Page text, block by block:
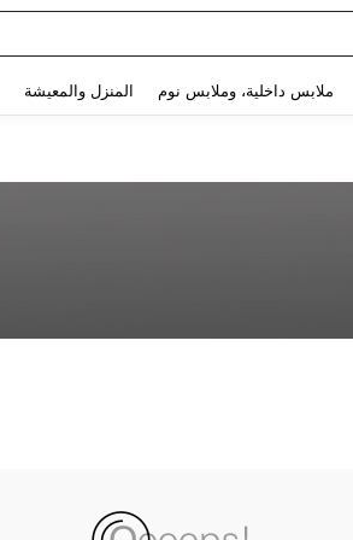
ملابس داخلية، وملابس نوم المنزل والمعيشة